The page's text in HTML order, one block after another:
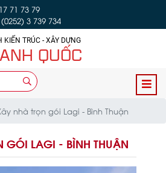
71 73 79
3 739 734
KIẾN TRÚC - XÂY DỰNG
QUỐC
nhà trọn gói Lagi - Bình Thuận
GÓI LAGI - BÌNH THUẬN